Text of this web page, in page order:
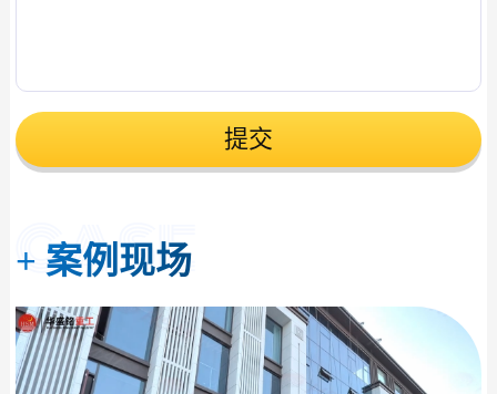
提交
+ 案例现场